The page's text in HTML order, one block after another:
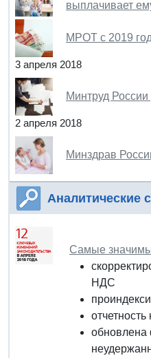
выплачивает
МРОТ с 2019
3 апреля 2018
Минтруд России
2 апреля 2018
Минздрав
Аналитические
Самые
НДС
обновлена